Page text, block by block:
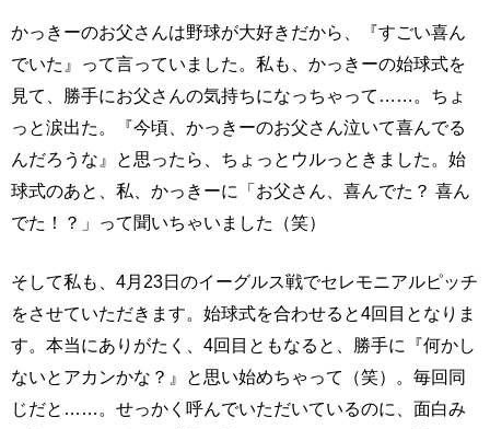
かっきーのお父さんは野球が大好きだから、『すごい喜ん
でいた』って言っていました。私も、かっきーの始球式を
見て、勝手にお父さんの気持ちになっちゃって……。ちょ
っと涙出た。『今頃、かっきーのお父さん泣いて喜んでる
んだろうな』と思ったら、ちょっとウルっときました。始
球式のあと、私、かっきーに「お父さん、喜んでた？ 喜ん
でた！？」って聞いちゃいました（笑）
そして私も、4月23日のイーグルス戦でセレモニアルピッチ
をさせていただきます。始球式を合わせると4回目となりま
す。本当にありがたく、4回目ともなると、勝手に『何かし
ないとアカンかな？』と思い始めちゃって（笑）。毎回同
じだと……。せっかく呼んでいただいているのに、面白み